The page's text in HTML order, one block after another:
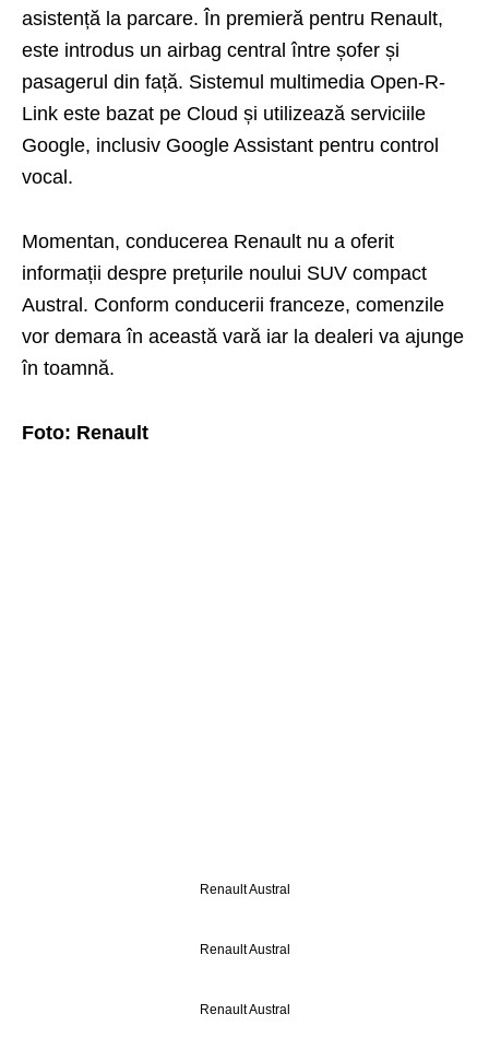
asistență la parcare. În premieră pentru Renault,
este introdus un airbag central între șofer și
pasagerul din față. Sistemul multimedia Open-R-
Link este bazat pe Cloud și utilizează serviciile
Google, inclusiv Google Assistant pentru control
vocal.
Momentan, conducerea Renault nu a oferit
informații despre prețurile noului SUV compact
Austral. Conform conducerii franceze, comenzile
vor demara în această vară iar la dealeri va ajunge
în toamnă.
Foto: Renault
Renault Austral
Renault Austral
Renault Austral